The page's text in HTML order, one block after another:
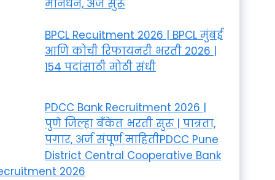
मानधन, अर्ज सुरू
BPCL Recuitment 2026 | BPCL मुंबई
आणि कोची रिफायनरी भरती 2026 |
154 पदांसाठी मोठी संधी
PDCC Bank Recruitment 2026 |
पुणे जिल्हा बँकेत भरती सुरू | पात्रता,
पगार, अर्ज संपूर्ण माहितीPDCC Pune
District Central Cooperative Bank
2026